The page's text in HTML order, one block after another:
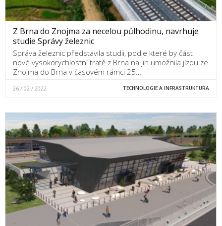
Z Brna do Znojma za necelou půlhodinu, navrhuje
studie Správy železnic
Správa železnic představila studii, podle které by část
nové vysokorychlostní tratě z Brna na jih umožnila jízdu ze
Znojma do Brna v časovém rámci 25…
26 / 02 / 2022 TECHNOLOGIE A INFRASTRUKTURA